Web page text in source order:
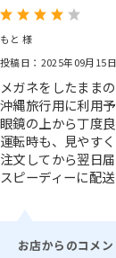
もと 様
投稿日：2025年09月15日
メガネをしたまま
沖縄旅行用に利用予
眼鏡の上から丁度
運転時も、見やす
注文してから翌日届
スピーディーに配
お店からのコメン